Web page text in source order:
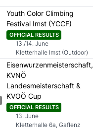
Youth Color Climbing
Festival Imst (YCCF)
OFFICIAL RESULTS
13./14. June
Kletterhalle Imst (Outdoor)
Eisenwurzenmeisterschaft,
KVNÖ
Landesmeisterschaft &
KVOÖ Cup
OFFICIAL RESULTS
13. June
Kletterhalle 6a, Gaflenz